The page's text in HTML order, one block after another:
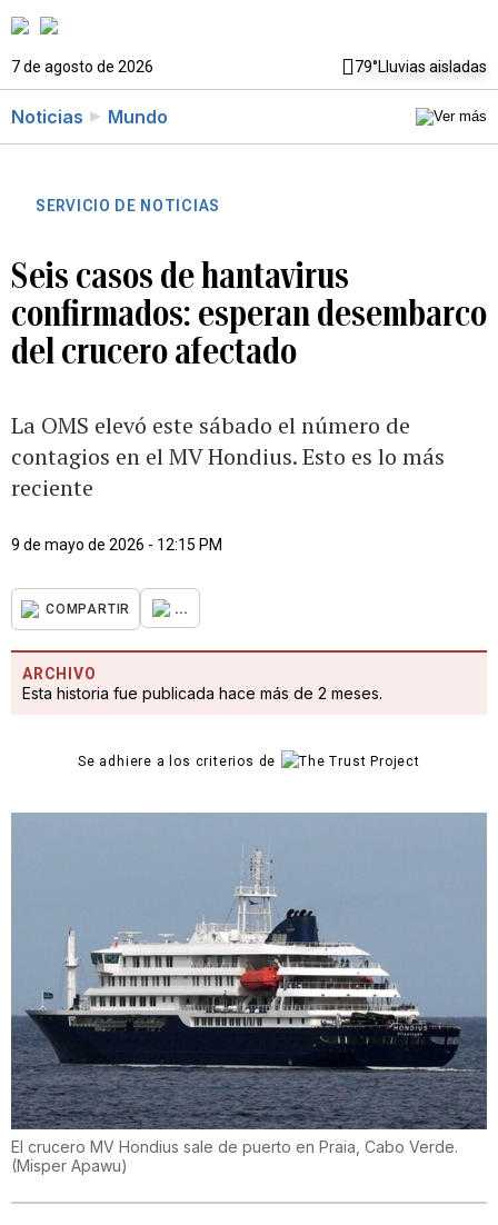
7 de agosto de 2026 79°Lluvias aisladas
Noticias Mundo
SERVICIO DE NOTICIAS
Seis casos de hantavirus
confirmados: esperan desembarco
del crucero afectado
La OMS elevó este sábado el número de
contagios en el MV Hondius. Esto es lo más
reciente
9 de mayo de 2026 - 12:15 PM
COMPARTIR ...
ARCHIVO
Esta historia fue publicada hace más de 2 meses.
Se adhiere a los criterios de
El crucero MV Hondius sale de puerto en Praia, Cabo Verde.
(Misper Apawu)